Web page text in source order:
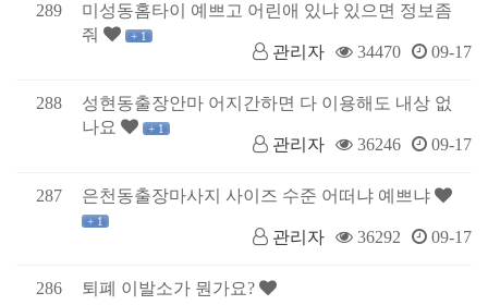
289
미성동홈타이 예쁘고 어린애 있냐 있으면 정보좀
줘
+ 1
관리자 34470 09-17
288
성현동출장안마 어지간하면 다 이용해도 내상 없
나요
+ 1
관리자 36246 09-17
287 은천동출장마사지 사이즈 수준 어떠냐 예쁘냐
+ 1
관리자 36292 09-17
286 퇴폐 이발소가 뭔가요?